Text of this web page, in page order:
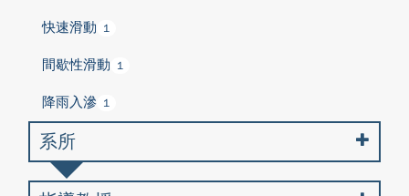
快速滑動 1
間歇性滑動 1
降雨入滲 1
系所